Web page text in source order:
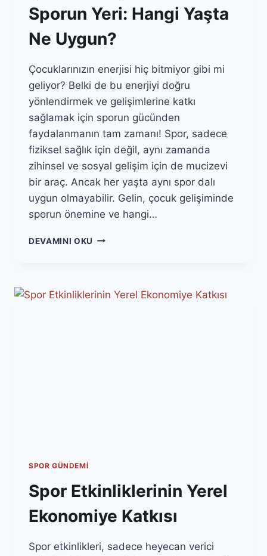
Sporun Yeri: Hangi Yaşta
Ne Uygun?
Çocuklarınızın enerjisi hiç bitmiyor gibi mi
geliyor? Belki de bu enerjiyi doğru
yönlendirmek ve gelişimlerine katkı
sağlamak için sporun gücünden
faydalanmanın tam zamanı! Spor, sadece
fiziksel sağlık için değil, aynı zamanda
zihinsel ve sosyal gelişim için de mucizevi
bir araç. Ancak her yaşta aynı spor dalı
uygun olmayabilir. Gelin, çocuk gelişiminde
sporun önemine ve hangi…
DEVAMINI OKU ÇOCUK
YAŞTA
SPOR GÜNDEMI
Spor Etkinliklerinin Yerel
Ekonomiye Katkısı
Spor etkinlikleri, sadece heyecan verici